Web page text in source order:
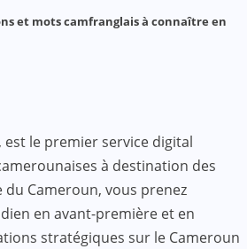
et mots camfranglais à connaître en
, est le premier service digital
à destination des
du Cameroun, vous prenez
en avant-première et en
stratégiques sur le Cameroun